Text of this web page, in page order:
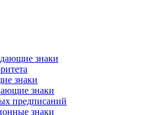
знаки
знаки
знаки
предписаний
знаки